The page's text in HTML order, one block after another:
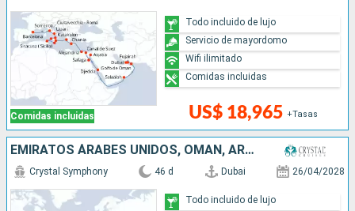
Comidas incluidas US$ 18,965 +Tasas
Todo incluido de lujo
Servicio de mayordomo
Wifi ilimitado
Comidas incluidas
EMIRATOS ÁRABES UNIDOS, OMAN, ARABIA SAUDÍ, JORDANIA, EGIPTO, GRECIA, MALTA, TÚNEZ, ITALIA, ESPAÑA, PORTUGAL, REINO UNIDO, ESTADOS UNIDOS
Crystal Symphony 46 d Dubai 26/04/2028
Todo incluido de lujo